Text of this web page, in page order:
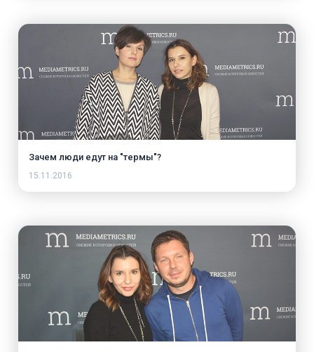
Зачем люди едут на "термы"?
15.11.2016